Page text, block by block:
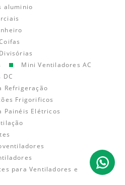
aluminio
Mini Ventiladores AC
Refrigeração
Frigorificos
Painéis Elétricos
para Ventiladores e